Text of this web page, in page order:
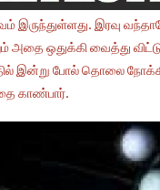
இருந்துள்ளது. இரவு
அதை ஒதுக்கி வைத்து
இன்று போல் தொலை
காண்பார்.